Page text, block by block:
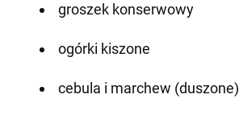
groszek konserwowy
ogórki kiszone
cebula i marchew (duszone)